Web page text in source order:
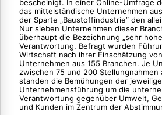
bescheinigt. In einer Online-Umfrage
das mittelständische Unternehmen
der Sparte „Baustoffindustrie“ den
Nur sieben Unternehmen dieser
überhaupt die Bezeichnung „sehr
Verantwortung. Befragt wurden
Wirtschaft nach ihrer Einschätzung
Unternehmen aus 155 Branchen. Je
zwischen 75 und 200
standen die Bemühungen der
Unternehmensführung um die
Verantwortung gegenüber Umwelt,
und Kunden im Zentrum der